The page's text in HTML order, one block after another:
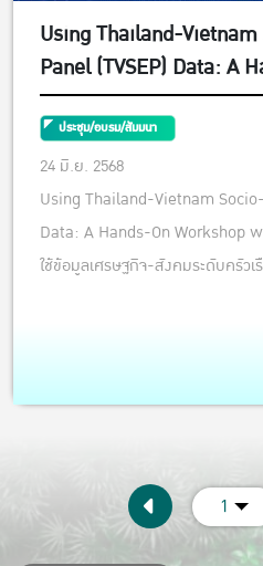
Using Thailand-
Panel (TVSEP) Data: A
with Stata
ประชุม/อบรม/สัมมนา
24 มิ.ย. 2568
Using Thailand-Vietnam
Data: A Hands-On Workshop
ใช้ข้อมูลเศรษฐกิจ-สังคมระดับครัวเ
**Leibniz University
1